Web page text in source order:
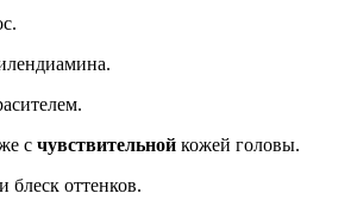
с чувствительной кожей головы.
блеск оттенков.